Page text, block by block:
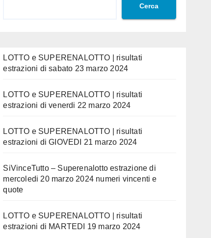
Cerca
LOTTO e SUPERENALOTTO | risultati
estrazioni di sabato 23 marzo 2024
LOTTO e SUPERENALOTTO | risultati
estrazioni di venerdi 22 marzo 2024
LOTTO e SUPERENALOTTO | risultati
estrazioni di GIOVEDI 21 marzo 2024
SiVinceTutto – Superenalotto estrazione di
mercoledi 20 marzo 2024 numeri vincenti e
quote
LOTTO e SUPERENALOTTO | risultati
estrazioni di MARTEDI 19 marzo 2024